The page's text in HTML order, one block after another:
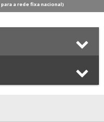
para a rede fixa nacional)